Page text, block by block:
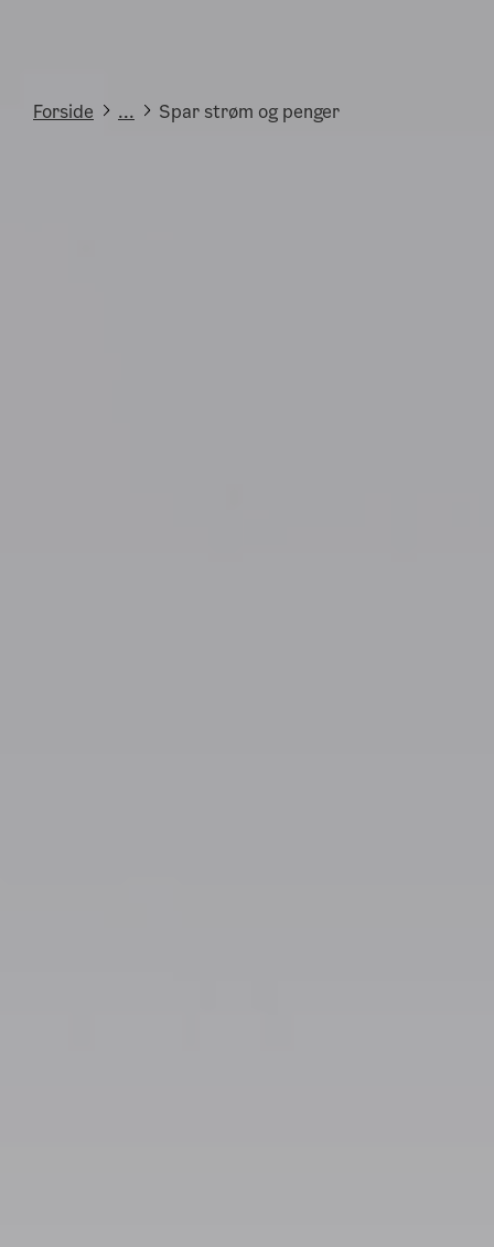
Forside ... Spar strøm og penger